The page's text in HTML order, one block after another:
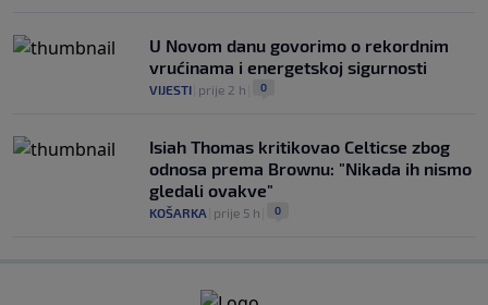
U Novom danu govorimo o rekordnim
vrućinama i energetskoj sigurnosti
VIJESTI prije 2 h 0
Isiah Thomas kritikovao Celticse zbog
odnosa prema Brownu: "Nikada ih nismo
gledali ovakve"
KOŠARKA prije 5 h 0